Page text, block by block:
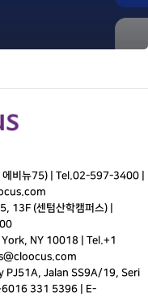
비뉴75) | Tel.02-597-3400
13F (센텀산학캠퍼스) |
NY 10018 | Tel.+1
PJ51A, Jalan SS9A/19, Seri
331 5396 | E-